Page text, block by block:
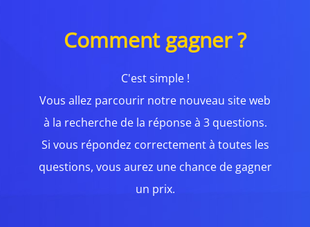
Comment gagner ?
C'est simple !
Vous allez parcourir notre nouveau site web
à la recherche de la réponse à 3 questions.
Si vous répondez correctement à toutes les
questions, vous aurez une chance de gagner
un prix.